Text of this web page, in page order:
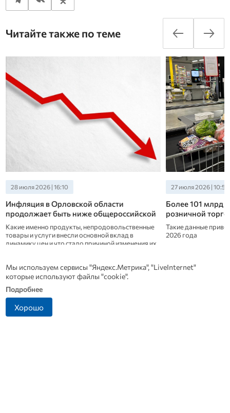
Читайте также по теме
28 июля 2026 | 16:10
Инфляция в Орловской области
продолжает быть ниже общероссийской
Какие именно продукты, непродовольственные
товары и услуги внесли основной вклад в
динамику цен и что стало причиной изменения их
27 июля 2026 | 10:50
Более 101 млрд
розничной
Такие данные
2026 года
Новости СМИ 2
Мы используем сервисы "Яндекс.Метрика", "LiveInternet"
которые используют файлы "cookie".
Подробнее
Хорошо